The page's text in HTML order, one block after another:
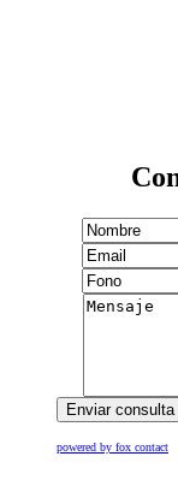
powered by fox contact